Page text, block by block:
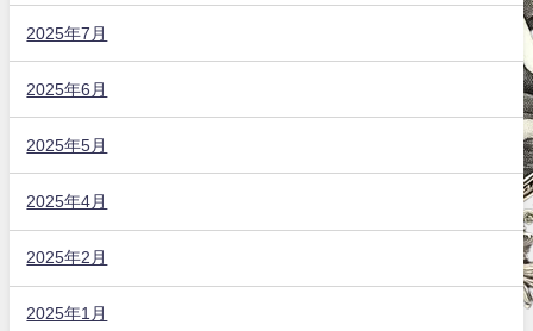
2025年7月
2025年6月
2025年5月
2025年4月
2025年2月
2025年1月